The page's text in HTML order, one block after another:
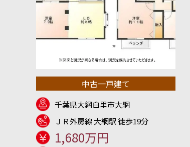
中古一戸建て
千葉県大網白里市大網
ＪＲ外房線 大網駅 徒歩19分
1,680万円